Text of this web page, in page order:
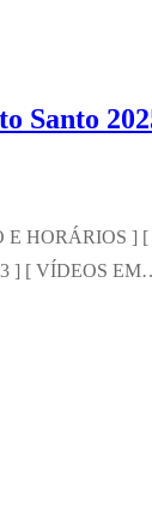
Santo
HORÁRIOS
3 ] [ VÍDEOS